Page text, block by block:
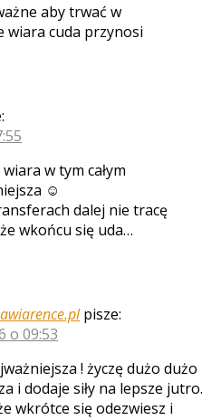
aby trwać w
wiara cuda przynosi
w tym całym
☺
dalej nie tracę
wkońcu się uda…
pisze:
o 09:53
! życzę dużo dużo
i dodaje siły na lepsze jutro.
wkrótce się odezwiesz i